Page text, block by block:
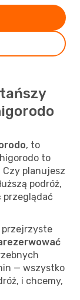
, to
to
Czy planujesz
podróż,
przeglądać
przejrzyste
— wszystko
i chcemy,